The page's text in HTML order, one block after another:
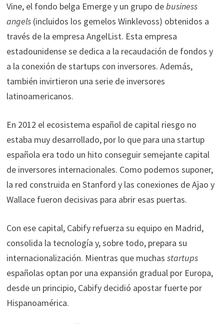
Vine, el fondo belga Emerge y un grupo debusiness
angels(incluidos los gemelos Winklevoss) obtenidos a
través de la empresa AngelList. Esta empresa
estadounidense se dedica a la recaudación de fondos y
a la conexión de startups con inversores. Además,
también invirtieron una serie de inversores
latinoamericanos.​
En 2012 el ecosistema español de capital riesgo no
estaba muy desarrollado, por lo que para una startup
española era todo un hito conseguir semejante capital
de inversores internacionales. Como podemos suponer,
la red construida en Stanford y las conexiones de Ajao y
Wallace fueron decisivas para abrir esas puertas.​
Con ese capital, Cabify refuerza su equipo en Madrid,
consolida la tecnología y, sobre todo, prepara su
internacionalización. Mientras que muchas startups
españolas optan por una expansión gradual por Europa,
desde un principio, Cabify decidió apostar fuerte por
Hispanoamérica.